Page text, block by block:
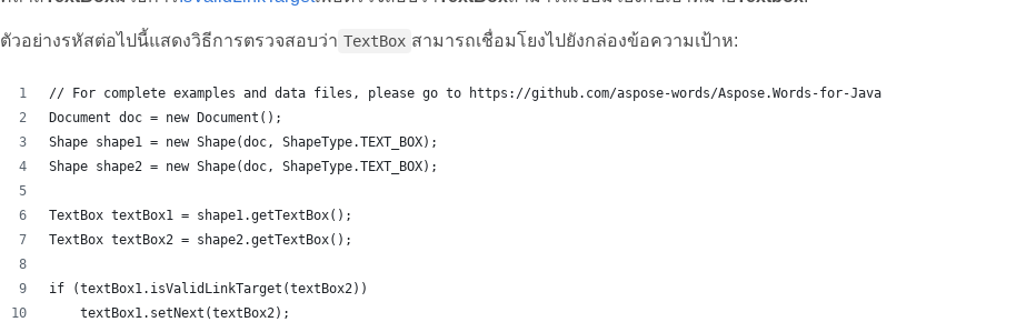
ตัวอย่างรหัสต่อไปนี้แสดงวิธีการตรวจสอบว่า TextBox สามารถเชื่อมโยงไปยังกล่องข้อความเป้าห:
// For complete examples and data files, please go to https://github.com/aspose-words/Aspose.Words-for-Java
Document doc = new Document();
Shape shape1 = new Shape(doc, ShapeType.TEXT_BOX);
Shape shape2 = new Shape(doc, ShapeType.TEXT_BOX);
TextBox textBox1 = shape1.getTextBox();
TextBox textBox2 = shape2.getTextBox();
if (textBox1.isValidLinkTarget(textBox2))
    textBox1.setNext(textBox2);